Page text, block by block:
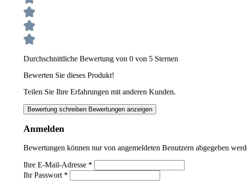
Durchschnittliche Bewertung von 0 von 5 Sternen
Bewerten Sie dieses Produkt!
Teilen Sie Ihre Erfahrungen mit anderen Kunden.
Bewertung schreiben Bewertungen anzeigen
Anmelden
Bewertungen können nur von angemeldeten Benutzern abgegeben
Ihre E-Mail-Adresse *
Ihr Passwort *